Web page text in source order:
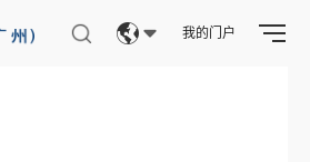
我的门户